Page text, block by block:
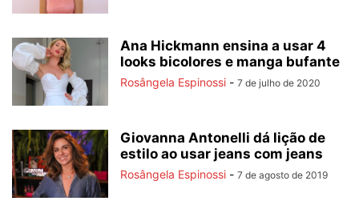
Ana Hickmann ensina a usar 4
looks bicolores e manga bufante
Rosângela Espinossi - 7 de julho de 2020
Giovanna Antonelli dá lição de
estilo ao usar jeans com jeans
Rosângela Espinossi - 7 de agosto de 2019